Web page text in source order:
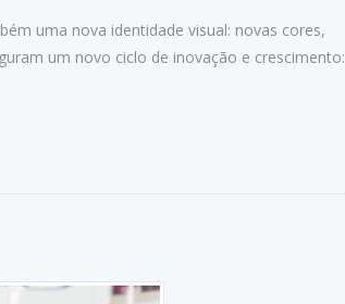
uma nova identidade visual: novas cores,
um novo ciclo de inovação e crescimento: